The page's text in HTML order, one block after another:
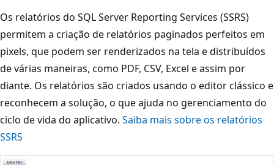
Os relatórios do SQL Server Reporting Services (SSRS)
permitem a criação de relatórios paginados perfeitos em
pixels, que podem ser renderizados na tela e distribuídos
de várias maneiras, como PDF, CSV, Excel e assim por
diante. Os relatórios são criados usando o editor clássico e
reconhecem a solução, o que ajuda no gerenciamento do
ciclo de vida do aplicativo. Saiba mais sobre os relatórios
SSRS